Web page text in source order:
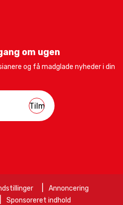
om ugen
og få madglade nyheder i din
Annoncering
Sponsoreret indhold